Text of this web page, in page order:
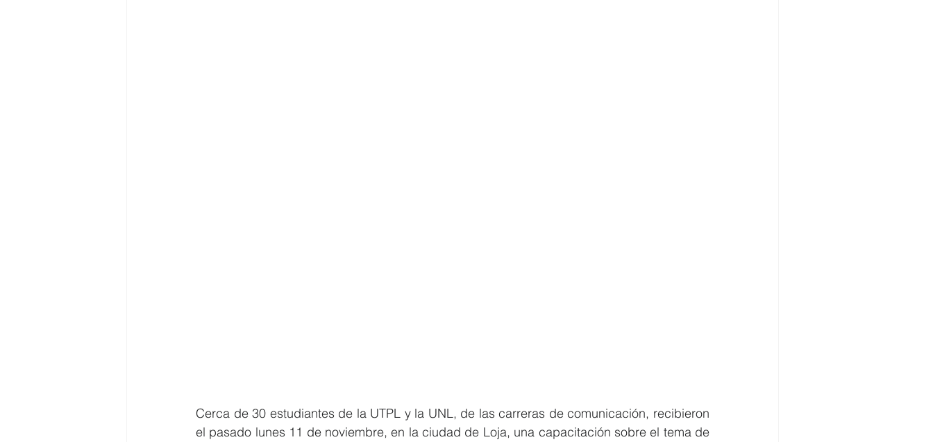
Cerca de 30 estudiantes de la UTPL y la UNL, de las carreras de comunicación, recibieron
el pasado lunes 11 de noviembre, en la ciudad de Loja, una capacitación sobre el tema de